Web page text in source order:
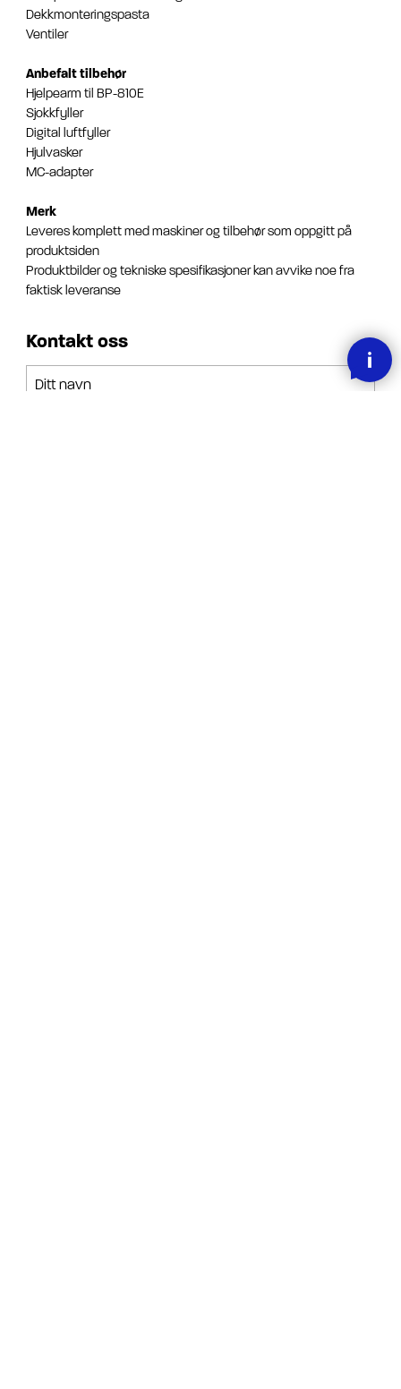
Dekkmonteringspasta
Ventiler
Anbefalt tilbehør
Hjelpearm til BP-810E
Sjokkfyller
Digital luftfyller
Hjulvasker
MC-adapter
Merk
Leveres komplett med maskiner og tilbehør som oppgitt på
produktsiden
Produktbilder og tekniske spesifikasjoner kan avvike noe fra
faktisk leveranse
Kontakt oss
Ditt navn